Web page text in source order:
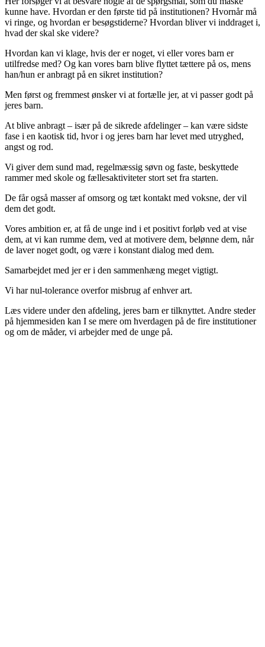
kunne have. Hvordan er den første tid på institutionen? Hvornår må
vi ringe, og hvordan er besøgstiderne? Hvordan bliver vi inddraget i,
hvad der skal ske videre?
Hvordan kan vi klage, hvis der er noget, vi eller vores barn er
utilfredse med? Og kan vores barn blive flyttet tættere på os, mens
han/hun er anbragt på en sikret institution?
Men først og fremmest ønsker vi at fortælle jer, at vi passer godt på
jeres barn.
At blive anbragt – især på de sikrede afdelinger – kan være sidste
fase i en kaotisk tid, hvor i og jeres barn har levet med utryghed,
angst og rod.
Vi giver dem sund mad, regelmæssig søvn og faste, beskyttede
rammer med skole og fællesaktiviteter stort set fra starten.
De får også masser af omsorg og tæt kontakt med voksne, der vil
dem det godt.
Vores ambition er, at få de unge ind i et positivt forløb ved at vise
dem, at vi kan rumme dem, ved at motivere dem, belønne dem, når
de laver noget godt, og være i konstant dialog med dem.
Samarbejdet med jer er i den sammenhæng meget vigtigt.
Vi har nul-tolerance overfor misbrug af enhver art.
Læs videre under den afdeling, jeres barn er tilknyttet. Andre steder
på hjemmesiden kan I se mere om hverdagen på de fire institutioner
og om de måder, vi arbejder med de unge på.